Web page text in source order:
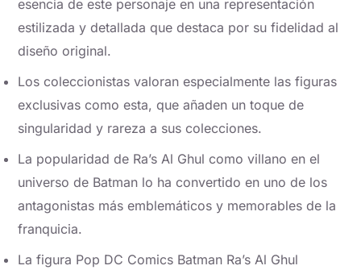
esencia de este personaje en una representación
estilizada y detallada que destaca por su fidelidad al
diseño original.
Los coleccionistas valoran especialmente las figuras
exclusivas como esta, que añaden un toque de
singularidad y rareza a sus colecciones.
La popularidad de Ra’s Al Ghul como villano en el
universo de Batman lo ha convertido en uno de los
antagonistas más emblemáticos y memorables de la
franquicia.
La figura Pop DC Comics Batman Ra’s Al Ghul